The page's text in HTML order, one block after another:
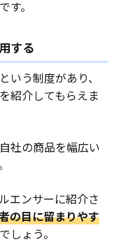
。
する
いう制度があり、
紹介してもらえま
社の商品を幅広い
エンサーに紹介さ
の目に留まりやす
でしょう。